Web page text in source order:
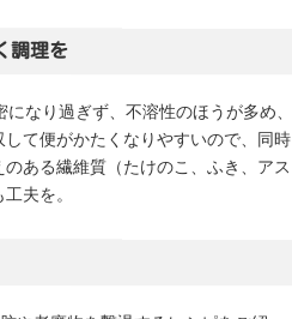
調理を
なり過ぎず、不溶性のほうが多め、
て便がかたくなりやすいので、同時
ある繊維質（たけのこ、ふき、アス
夫を。